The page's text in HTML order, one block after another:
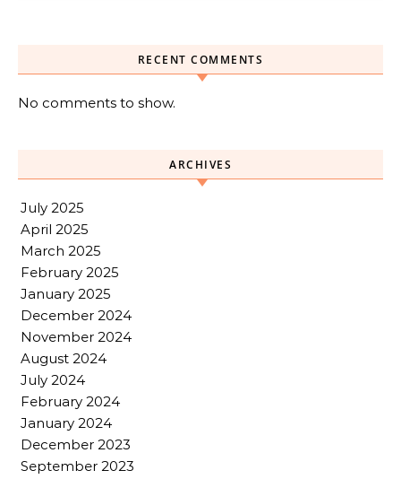
RECENT COMMENTS
No comments to show.
ARCHIVES
July 2025
April 2025
March 2025
February 2025
January 2025
December 2024
November 2024
August 2024
July 2024
February 2024
January 2024
December 2023
September 2023